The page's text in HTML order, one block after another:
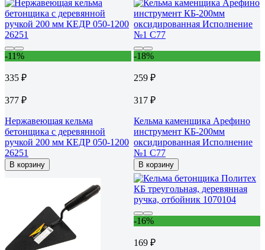
-11%
335 ₽
377 ₽
Нержавеющая кельма
бетонщика с деревянной
ручкой 200 мм КЕДР 050-1200
26251
В корзину
-18%
259 ₽
317 ₽
Кельма каменщика Арефино
инструмент КБ-200мм
оксидированная Исполнение
№1 С77
В корзину
-16%
169 ₽